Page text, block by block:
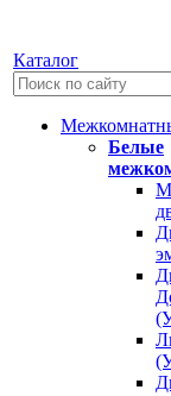
Каталог
Белые